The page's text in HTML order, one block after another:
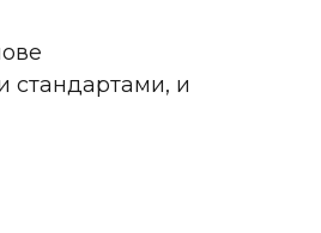
стандартами, и